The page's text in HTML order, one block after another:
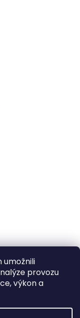
umožnili
provozu
výkon a